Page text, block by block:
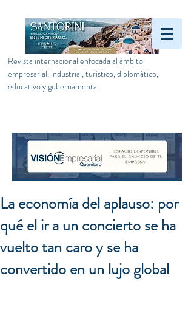
Revista internacional enfocada al ámbito
empresarial, industrial, turístico, diplomático,
educativo y gubernamental
La economía del aplauso: por
qué el ir a un concierto se ha
vuelto tan caro y se ha
convertido en un lujo global